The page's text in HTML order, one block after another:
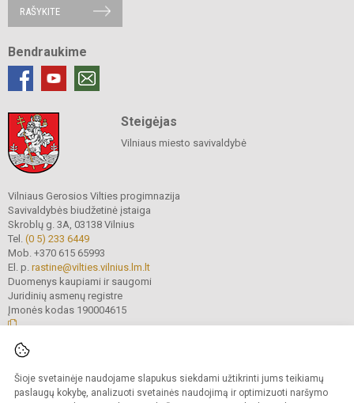
Šioje svetainėje naudojame slapukus siekdami užtikrinti jums teikiamų
paslaugų kokybę, analizuoti svetainės naudojimą ir optimizuoti naršymo
RAŠYKITE
Bendraukime
Steigėjas
Vilniaus miesto savivaldybė
Vilniaus Gerosios Vilties progimnazija
Savivaldybės biudžetinė įstaiga
Skroblų g. 3A, 03138 Vilnius
Tel. (0 5) 233 6449
Mob. +370 615 65993
El. p. rastine@vilties.vilnius.lm.lt
Duomenys kaupiami ir saugomi
Juridinių asmenų registre
Įmonės kodas 190004615
Kopijuoti turinį be raštiško progimnazijos administracijos sutikimo griežtai
draudžiama.